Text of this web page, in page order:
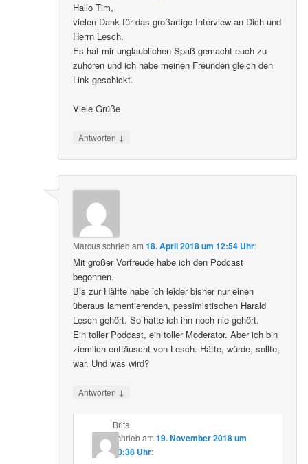
Hallo Tim,
vielen Dank für das großartige Interview an Dich und
Herrn Lesch.
Es hat mir unglaublichen Spaß gemacht euch zu
zuhören und ich habe meinen Freunden gleich den
Link geschickt.
Viele Grüße
Antworten ↓
Marcusschriebam18. April 2018 um 12:54 Uhr:
Mit großer Vorfreude habe ich den Podcast
begonnen.
Bis zur Hälfte habe ich leider bisher nur einen
überaus lamentierenden, pessimistischen Harald
Lesch gehört. So hatte ich ihn noch nie gehört.
Ein toller Podcast, ein toller Moderator. Aber ich bin
ziemlich enttäuscht von Lesch. Hätte, würde, sollte,
war. Und was wird?
Antworten ↓
Brita
schriebam 19. November 2018 um
20:38 Uhr: